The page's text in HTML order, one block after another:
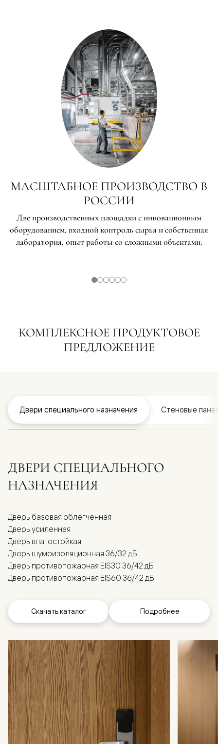
МАСШТАБНОЕ ПРОИЗВОДСТВО В
РОССИИ
Две производственных площадки с инновационным
оборудованием, входной контроль сырья и собственная
лаборатория, опыт работы со сложными объектами.
КОМПЛЕКСНОЕ ПРОДУКТОВОЕ
ПРЕДЛОЖЕНИЕ
Двери специального назначения Стеновые
ДВЕРИ СПЕЦИАЛЬНОГО
НАЗНАЧЕНИЯ
Дверь базовая облегченная
Дверь усиленная
Дверь влагостойкая
Дверь шумоизоляционная 36/32 дБ
Дверь противопожарная EIS30 36/42 дБ
Дверь противопожарная EIS60 36/42 дБ
Скачать каталог Подробнее